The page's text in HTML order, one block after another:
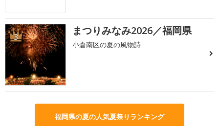
3 まつりみなみ2026／福岡県
小倉南区の夏の風物詩
福岡県の夏の人気夏祭りランキング